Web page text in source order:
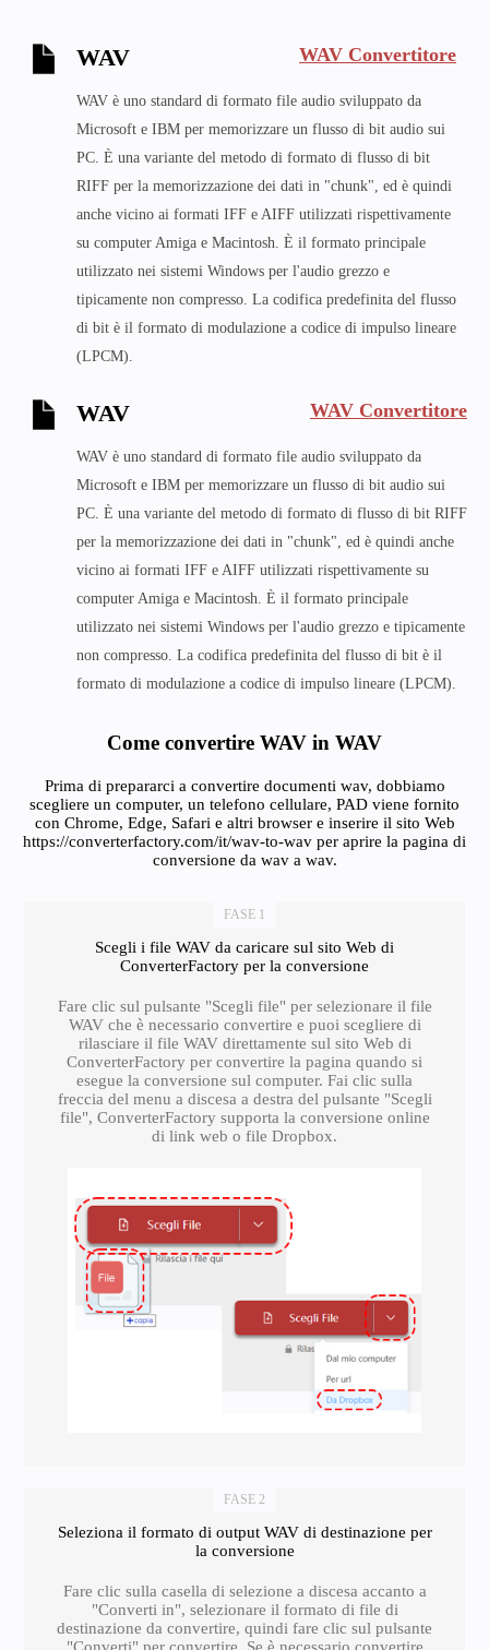
WAV WAV Convertitore
WAV è uno standard di formato file audio sviluppato da
Microsoft e IBM per memorizzare un flusso di bit audio sui
PC. È una variante del metodo di formato di flusso di bit
RIFF per la memorizzazione dei dati in "chunk", ed è quindi
anche vicino ai formati IFF e AIFF utilizzati rispettivamente
su computer Amiga e Macintosh. È il formato principale
utilizzato nei sistemi Windows per l'audio grezzo e
tipicamente non compresso. La codifica predefinita del flusso
di bit è il formato di modulazione a codice di impulso lineare
(LPCM).
WAV WAV Convertitore
WAV è uno standard di formato file audio sviluppato da
Microsoft e IBM per memorizzare un flusso di bit audio sui
PC. È una variante del metodo di formato di flusso di bit RIFF
per la memorizzazione dei dati in "chunk", ed è quindi anche
vicino ai formati IFF e AIFF utilizzati rispettivamente su
computer Amiga e Macintosh. È il formato principale
utilizzato nei sistemi Windows per l'audio grezzo e tipicamente
non compresso. La codifica predefinita del flusso di bit è il
formato di modulazione a codice di impulso lineare (LPCM).
Come convertire WAV in WAV
Prima di prepararci a convertire documenti wav, dobbiamo
scegliere un computer, un telefono cellulare, PAD viene fornito
con Chrome, Edge, Safari e altri browser e inserire il sito Web
https://converterfactory.com/it/wav-to-wav per aprire la pagina di
conversione da wav a wav.
FASE 1
Scegli i file WAV da caricare sul sito Web di
ConverterFactory per la conversione
Fare clic sul pulsante "Scegli file" per selezionare il file
WAV che è necessario convertire e puoi scegliere di
rilasciare il file WAV direttamente sul sito Web di
ConverterFactory per convertire la pagina quando si
esegue la conversione sul computer. Fai clic sulla
freccia del menu a discesa a destra del pulsante "Scegli
file", ConverterFactory supporta la conversione online
di link web o file Dropbox.
FASE 2
Seleziona il formato di output WAV di destinazione per
la conversione
Fare clic sulla casella di selezione a discesa accanto a
"Converti in", selezionare il formato di file di
destinazione da convertire, quindi fare clic sul pulsante
"Converti" per convertire. Se è necessario convertire